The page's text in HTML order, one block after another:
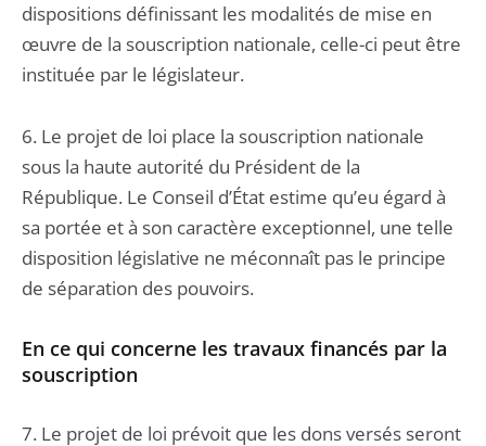
dispositions définissant les modalités de mise en
œuvre de la souscription nationale, celle-ci peut être
instituée par le législateur.
6. Le projet de loi place la souscription nationale
sous la haute autorité du Président de la
République. Le Conseil d’État estime qu’eu égard à
sa portée et à son caractère exceptionnel, une telle
disposition législative ne méconnaît pas le principe
de séparation des pouvoirs.
En ce qui concerne les travaux financés par la
souscription
7. Le projet de loi prévoit que les dons versés seront